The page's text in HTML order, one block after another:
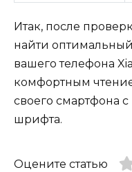
Итак, после
найти
вашего телефона
комфортным
своего смартфона
шрифта.
Оцените статью